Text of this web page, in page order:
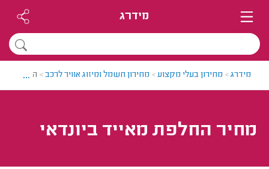
מידרג
מידרג> מחירון בעלי מקצוע> מחירון חשמל ומיזוג אוויר לרכב> החלפת
...
מחיר החלפת מאייד ביונדאי